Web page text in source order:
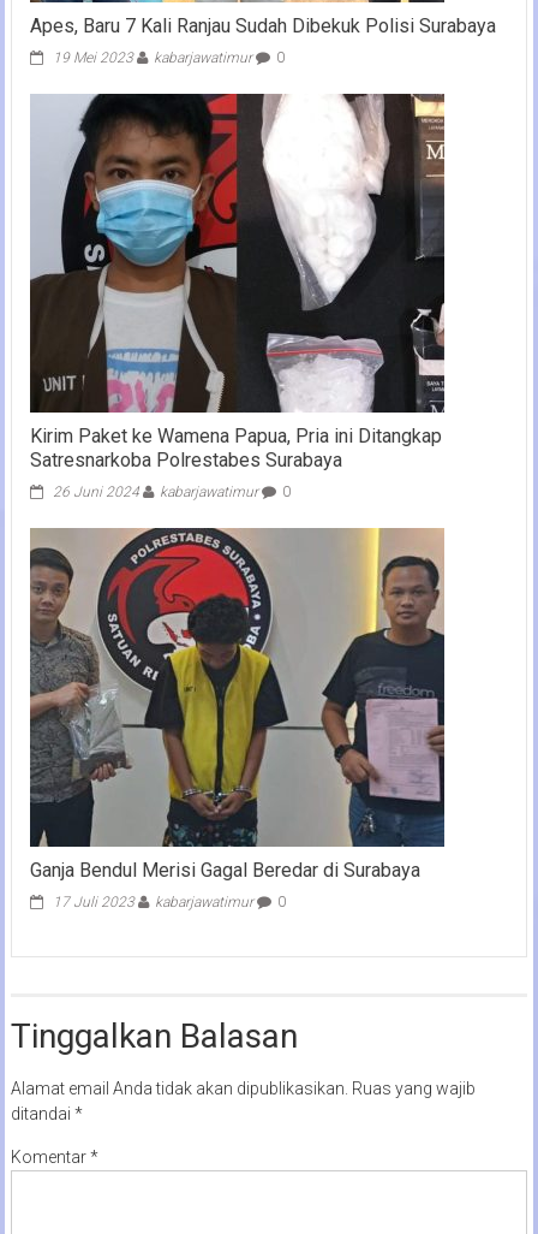
Apes, Baru 7 Kali Ranjau Sudah Dibekuk Polisi Surabaya
19 Mei 2023 kabarjawatimur 0
Kirim Paket ke Wamena Papua, Pria ini Ditangkap
Satresnarkoba Polrestabes Surabaya
26 Juni 2024 kabarjawatimur 0
Ganja Bendul Merisi Gagal Beredar di Surabaya
17 Juli 2023 kabarjawatimur 0
Tinggalkan Balasan
Alamat email Anda tidak akan dipublikasikan. Ruas yang wajib
ditandai *
Komentar*